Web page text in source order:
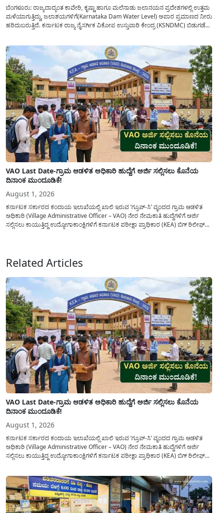
ಬೆಂಗಳೂರು: ರಾಜ್ಯದಾದ್ಯಂತ ಕಾವೇರಿ, ಕೃಷ್ಣಾ ಹಾಗೂ ಮಲೆನಾಡು ಜಲಾನಯನ ಪ್ರದೇಶಗಳಲ್ಲಿ ಉತ್ತಮ
ಮಳೆಯಾಗುತ್ತಿದ್ದು, ಜಲಾಶಯಗಳಿಗೆ(Karnataka Dam Water Level) ಅಪಾರ ಪ್ರಮಾಣದ ನೀರು
ಹರಿದುಬರುತ್ತಿದೆ. ಕರ್ನಾಟಕ ರಾಜ್ಯ ನೈಸರ್ಗಿಕ ವಿಕೋಪ ಉಸ್ತುವಾರಿ ಕೇಂದ್ರ (KSNDMC) ಬಿಡುಗಡೆ
VAO Last Date-ಗ್ರಾಮ ಆಡಳಿತ ಅಧಿಕಾರಿ ಹುದ್ದೆಗೆ ಅರ್ಜಿ ಸಲ್ಲಿಸಲು ಕೊನೆಯ
ದಿನಾಂಕ ಮುಂದೂಡಿಕೆ!
August 1, 2026
ಕರ್ನಾಟಕ ಸರ್ಕಾರದ ಕಂದಾಯ ಇಲಾಖೆಯಲ್ಲಿ ಖಾಲಿ ಇರುವ ‘ಗ್ರೂಪ್-ಸಿ’ ವೃಂದದ ಗ್ರಾಮ ಆಡಳಿತ
ಅಧಿಕಾರಿ (Village Administrative Officer – VAO) ನೇರ ನೇಮಕಾತಿ ಹುದ್ದೆಗಳಿಗೆ ಅರ್ಜಿ
ಸಲ್ಲಿಸಲು ಕಾಯುತ್ತಿದ್ದ ಉದ್ಯೋಗಾಕಾಂಕ್ಷಿಗಳಿಗೆ ಕರ್ನಾಟಕ ಪರೀಕ್ಷಾ ಪ್ರಾಧಿಕಾರ (KEA) ಬಿಗ್ ರಿಲೀಫ್
Related Articles
VAO Last Date-ಗ್ರಾಮ ಆಡಳಿತ ಅಧಿಕಾರಿ ಹುದ್ದೆಗೆ ಅರ್ಜಿ ಸಲ್ಲಿಸಲು ಕೊನೆಯ
ದಿನಾಂಕ ಮುಂದೂಡಿಕೆ!
August 1, 2026
ಕರ್ನಾಟಕ ಸರ್ಕಾರದ ಕಂದಾಯ ಇಲಾಖೆಯಲ್ಲಿ ಖಾಲಿ ಇರುವ ‘ಗ್ರೂಪ್-ಸಿ’ ವೃಂದದ ಗ್ರಾಮ ಆಡಳಿತ
ಅಧಿಕಾರಿ (Village Administrative Officer – VAO) ನೇರ ನೇಮಕಾತಿ ಹುದ್ದೆಗಳಿಗೆ ಅರ್ಜಿ
ಸಲ್ಲಿಸಲು ಕಾಯುತ್ತಿದ್ದ ಉದ್ಯೋಗಾಕಾಂಕ್ಷಿಗಳಿಗೆ ಕರ್ನಾಟಕ ಪರೀಕ್ಷಾ ಪ್ರಾಧಿಕಾರ (KEA) ಬಿಗ್ ರಿಲೀಫ್